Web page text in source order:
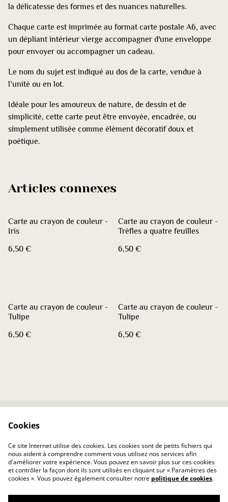
la délicatesse des formes et des nuances naturelles.
Chaque carte est imprimée au format carte postale A6, avec
un dépliant intérieur vierge accompagner d'une enveloppe
pour envoyer ou accompagner un cadeau.
Le nom du sujet est indiqué au dos de la carte, vendue à
l’unité ou en lot.
Idéale pour les amoureux de nature, de dessin et de
simplicité, cette carte peut être envoyée, encadrée, ou
simplement utilisée comme élément décoratif doux et
poétique.
Articles connexes
Carte au crayon de couleur -
Iris
6,50 €
Carte au crayon de couleur -
Trèfles a quatre feuilles
6,50 €
Carte au crayon de couleur -
Tulipe
6,50 €
Carte au crayon de couleur -
Tulipe
6,50 €
confidentialité
Cookies
Ce site Internet utilise des cookies. Les cookies sont de petits fichiers qui
nous aident à comprendre comment vous utilisez nos services afin
d'améliorer votre expérience. Vous pouvez en savoir plus sur ces cookies
et contrôler la façon dont ils sont utilisés en cliquant sur « Paramètres des
cookies ». Vous pouvez également consulter notre politique de cookies.